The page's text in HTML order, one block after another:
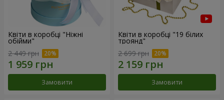
Квіти в коробці "Ніжні
обійми"
2 449 грн
Замовити
Квіти в коробці "19 білих
троянд"
2 699 грн
Замовити